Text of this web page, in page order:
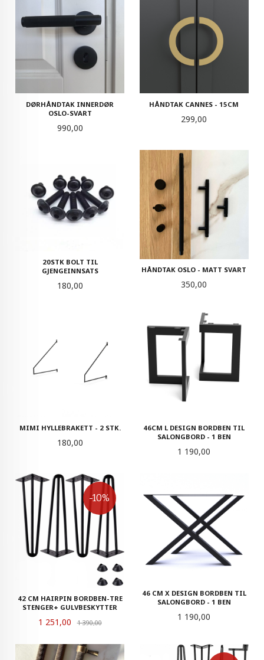
DØRHÅNDTAK INNERDØR
OSLO-SVART
Pris
990,00
HÅNDTAK CANNES - 15CM
Pris
299,00
20STK BOLT TIL
GJENGEINNSATS
Pris
180,00
HÅNDTAK OSLO - MATT SVART
Pris
350,00
MIMI HYLLEBRAKETT - 2 STK.
Pris
180,00
46CM L DESIGN BORDBEN TIL
SALONGBORD - 1 BEN
Pris
1 190,00
42 CM HAIRPIN BORDBEN-TRE
STENGER+ GULVBESKYTTER
Tilbud
1 251,00 1 390,00Rabatt
-10%
46 CM X DESIGN BORDBEN TIL
SALONGBORD - 1 BEN
Pris
1 190,00